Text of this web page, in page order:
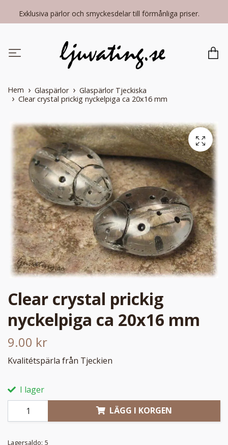
Exklusiva pärlor och smyckesdelar till förmånliga priser.
Hem Glaspärlor
Glaspärlor Tjeckiska
Clear crystal prickig nyckelpiga ca 20x16 mm
Clear crystal prickig
nyckelpiga ca 20x16 mm
9.00 kr
Kvalitétspärla från Tjeckien
I lager
LÄGG I KORGEN
Lagersaldo: 5